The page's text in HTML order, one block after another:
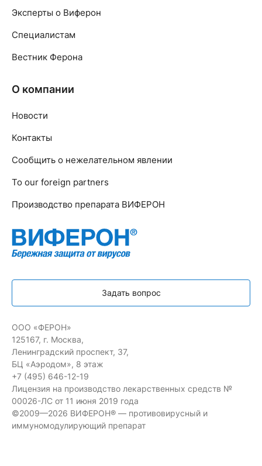
Эксперты о Виферон
Специалистам
Вестник Ферона
О компании
Новости
Контакты
Сообщить о нежелательном явлении
To our foreign partners
Производство препарата ВИФЕРОН
Задать вопрос
ООО «ФЕРОН»
125167, г. Москва,
Ленинградский проспект, 37,
БЦ «Аэродом», 8 этаж
+7 (495) 646-12-19
Лицензия на производство лекарственных средств №
00026-ЛС от 11 июня 2019 года
©2009—2026 ВИФЕРОН® — противовирусный и
иммуномодулирующий препарат